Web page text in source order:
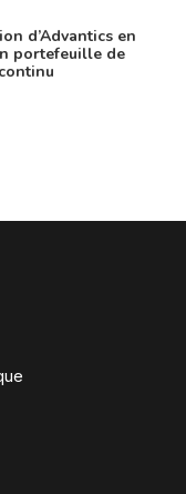
d’Advantics en
portefeuille de